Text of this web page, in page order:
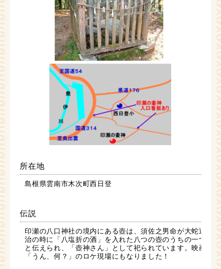
所在地
島根県雲南市木次町西日登
伝説
印瀬の八口神社の境内にある壺は、須佐之男命が大蛇退
治の時に「八塩折の酒」を入れた八つの壺のうちの一つ
と伝えられ、「壺神さん」として祀られています。映画
「うん、何？」のロケ現場にもなりました！